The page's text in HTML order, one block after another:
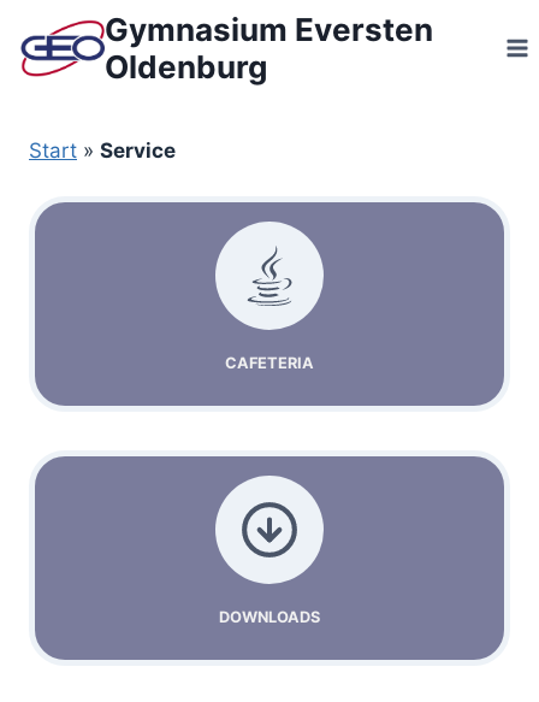
Inhalt
springen
Gymnasium Eversten
Oldenburg
Start » Service
CAFETERIA
DOWNLOADS